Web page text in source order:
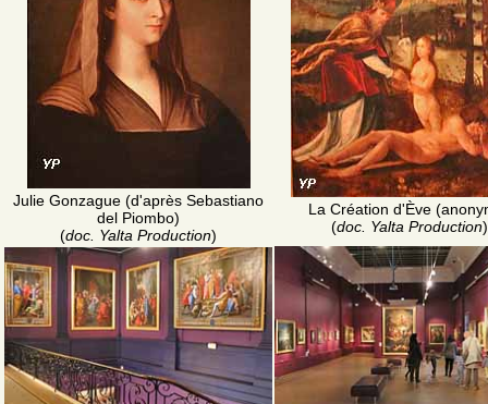
Julie Gonzague (d'après Sebastiano
del Piombo)
(doc. Yalta Production)
La Création d'Ève
(doc. Yalta Production)